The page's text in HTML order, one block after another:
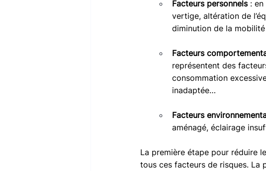
Facteurs personnels :
vertige, altération de
diminution de la
Facteurs
représentent des
consommation
inadaptée…
Facteurs
aménagé, éclairage
La première étape pour réduire
tous ces facteurs de risques. La